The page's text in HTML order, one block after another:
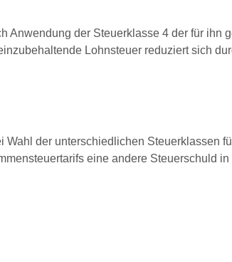
Anwendung der Steuerklasse 4 der für ihn
Lohnsteuer reduziert sich
der unterschiedlichen Steuerklassen
eine andere Steuerschuld